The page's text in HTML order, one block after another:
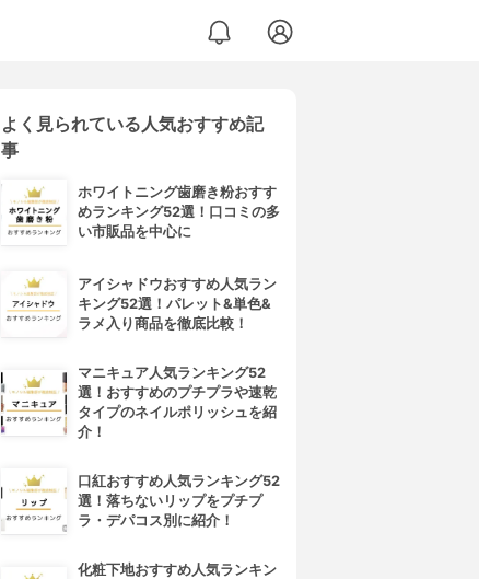
よく見られている人気おすすめ記
事
ホワイトニング歯磨き粉おすす
めランキング52選！口コミの多
い市販品を中心に
アイシャドウおすすめ人気ラン
キング52選！パレット&単色&
ラメ入り商品を徹底比較！
マニキュア人気ランキング52
選！おすすめのプチプラや速乾
タイプのネイルポリッシュを紹
介！
口紅おすすめ人気ランキング52
選！落ちないリップをプチプ
ラ・デパコス別に紹介！
化粧下地おすすめ人気ランキン